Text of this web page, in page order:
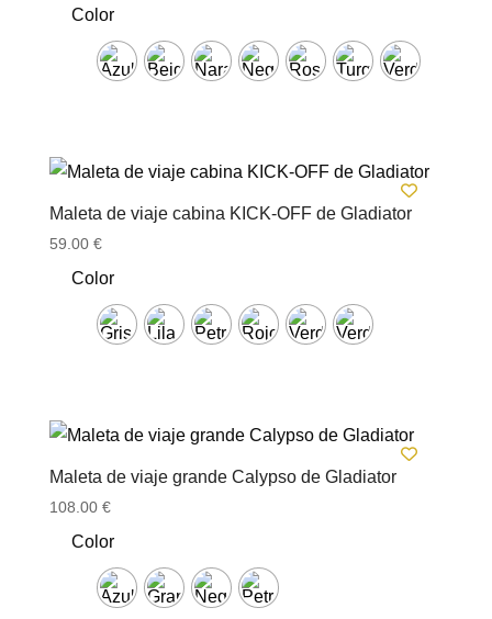
Color
Maleta de viaje cabina KICK-OFF de Gladiator
59.00 €
Color
Maleta de viaje grande Calypso de Gladiator
108.00 €
Color